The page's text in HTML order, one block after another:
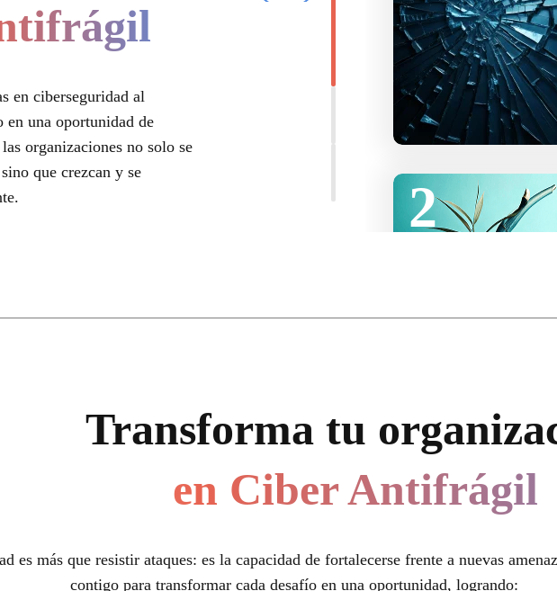
en ciberseguridad al
en una oportunidad de
organizaciones no solo se
que crezcan y se
2
3
Transforma tu
en Ciber Antifrágil
es más que resistir ataques: es la capacidad de fortalecerse frente a nuevas
contigo para transformar cada desafío en una oportunidad, logrando: